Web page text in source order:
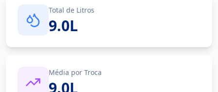
Total de Litros
9.0L
Média por Troca
9.0L